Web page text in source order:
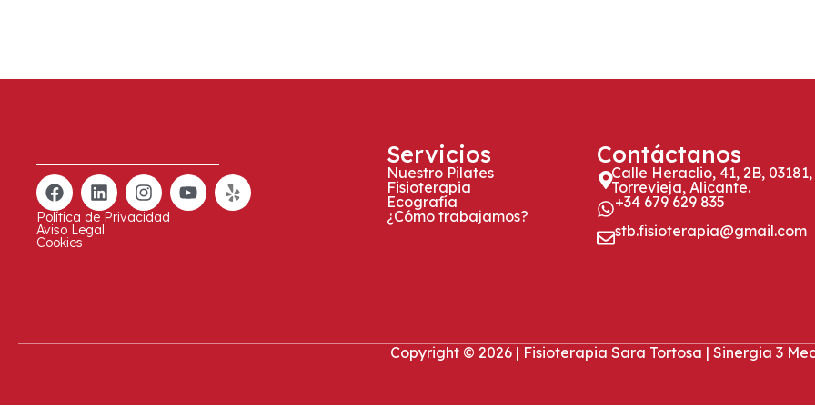
Política de Privacidad
Aviso Legal
Cookies
Servicios
Nuestro Pilates
Fisioterapia
Ecografía
¿Cómo trabajamos?
Contáctanos
Calle Heraclio, 41, 2B, 03181,
Torrevieja, Alicante.
+34 679 629 835
stb.fisioterapia@gmail.com
Copyright © 2026 | Fisioterapia Sara Tortosa | Sinergia 3